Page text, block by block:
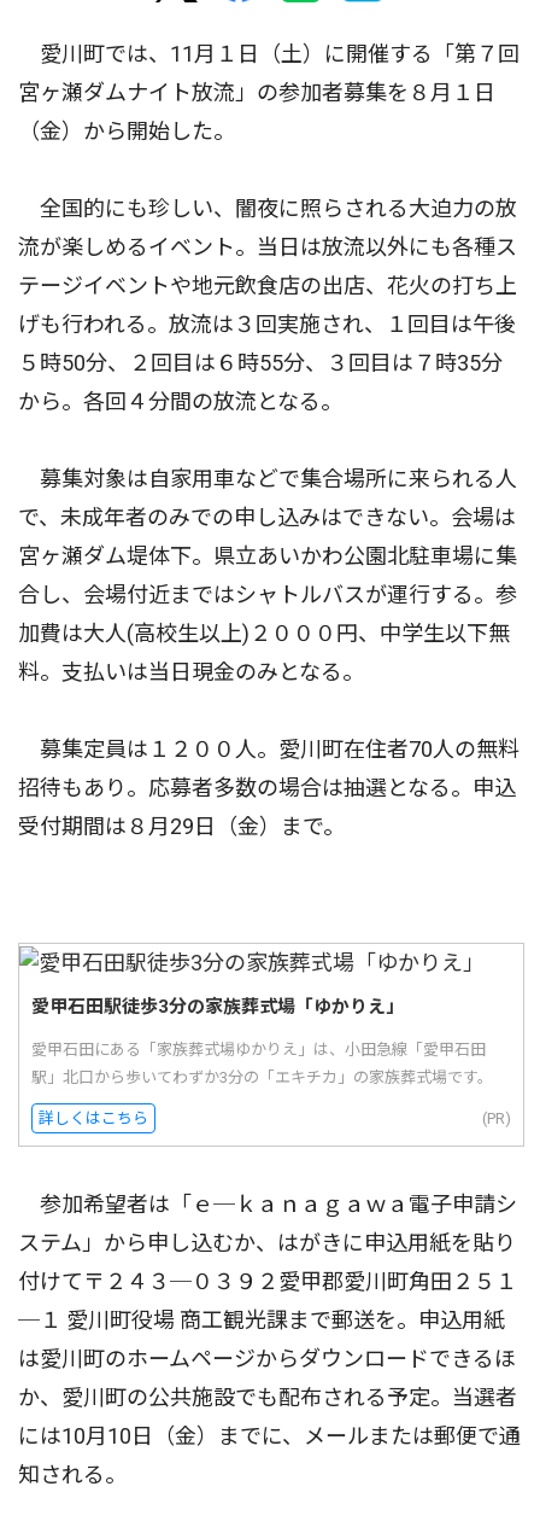
愛川町では、11月１日（土）に開催する「第７回
宮ヶ瀬ダムナイト放流」の参加者募集を８月１日
（金）から開始した。
全国的にも珍しい、闇夜に照らされる大迫力の放
流が楽しめるイベント。当日は放流以外にも各種ス
テージイベントや地元飲食店の出店、花火の打ち上
げも行われる。放流は３回実施され、１回目は午後
５時50分、２回目は６時55分、３回目は７時35分
から。各回４分間の放流となる。
募集対象は自家用車などで集合場所に来られる人
で、未成年者のみでの申し込みはできない。会場は
宮ヶ瀬ダム堤体下。県立あいかわ公園北駐車場に集
合し、会場付近まではシャトルバスが運行する。参
加費は大人(高校生以上)２０００円、中学生以下無
料。支払いは当日現金のみとなる。
募集定員は１２００人。愛川町在住者70人の無料
招待もあり。応募者多数の場合は抽選となる。申込
受付期間は８月29日（金）まで。
愛甲石田駅徒歩3分の家族葬式場「ゆかりえ」
愛甲石田にある「家族葬式場ゆかりえ」は、小田急線「愛甲石田
駅」北口から歩いてわずか3分の「エキチカ」の家族葬式場です。
詳しくはこちら (PR)
参加希望者は「ｅ─ｋａｎａｇａｗａ電子申請シ
ステム」から申し込むか、はがきに申込用紙を貼り
付けて〒２４３─０３９２愛甲郡愛川町角田２５１
─１ 愛川町役場 商工観光課まで郵送を。申込用紙
は愛川町のホームページからダウンロードできるほ
か、愛川町の公共施設でも配布される予定。当選者
には10月10日（金）までに、メールまたは郵便で通
知される。